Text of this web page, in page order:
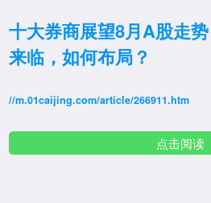
十大券商展望8月A股走
来临，如何布局？
//m.01caijing.com/article/266911.htm
点击阅读